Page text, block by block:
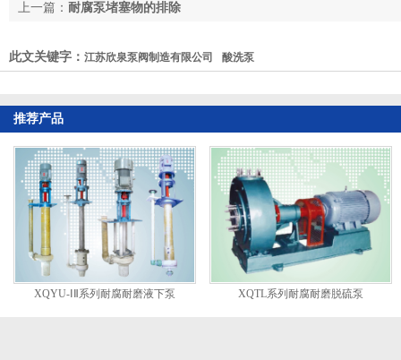
上一篇： 耐腐泵堵塞物的排除
此文关键字： 江苏欣泉泵阀制造有限公司 酸洗泵
推荐产品
XQYU-ⅠⅡ系列耐腐耐磨液下泵 XQTL系列耐腐耐磨脱硫泵